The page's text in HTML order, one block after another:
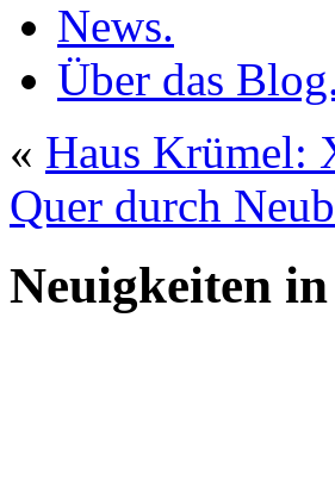
News.
Über das
« Haus Krümel:
Quer durch
Neuigkeiten